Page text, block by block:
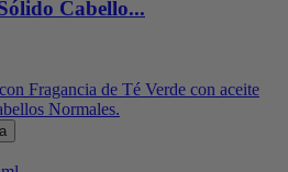
Cabello...
Fragancia de Té Verde con aceite
Normales.